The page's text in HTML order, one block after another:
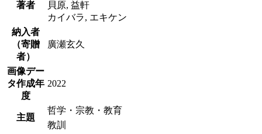
著者
貝原, 益軒
カイバラ, エキケン
納入者
（寄贈
者）
廣瀬玄久
画像デー
タ作成年
度
2022
主題
哲学・宗教・教育
教訓